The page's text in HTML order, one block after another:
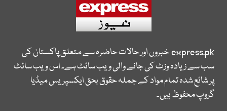
express.pkخبروں اور حالات حاضرہ سے متعلق پاکستان کی
سب سے زیادہ وزٹ کی جانے والی ویب سائٹ ہے۔ اس ویب سائٹ
پر شائع شدہ تمام مواد کے جملہ حقوق بحق ایکسپریس میڈیا
گروپ محفوظ ہیں۔